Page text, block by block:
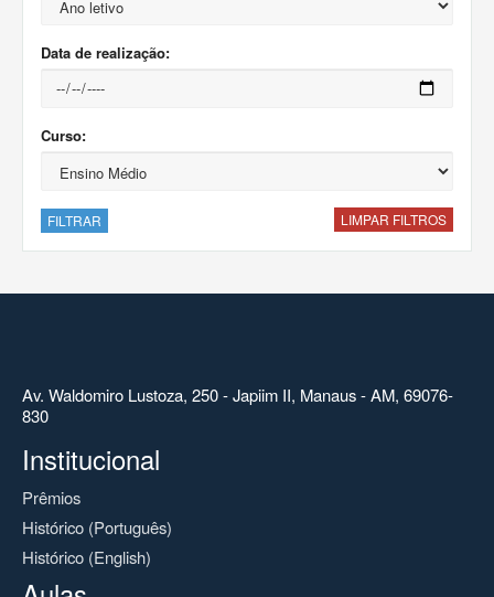
Data de realização:
Curso:
FILTRAR LIMPAR FILTROS
Av. Waldomiro Lustoza, 250 - Japiim II, Manaus - AM, 69076-
830
Institucional
Prêmios
Histórico (Português)
Histórico (English)